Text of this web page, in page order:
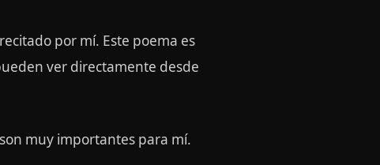
por mí. Este poema es
ver directamente desde
muy importantes para mí.